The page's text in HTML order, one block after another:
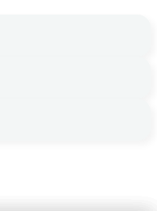
SIM Space Black,